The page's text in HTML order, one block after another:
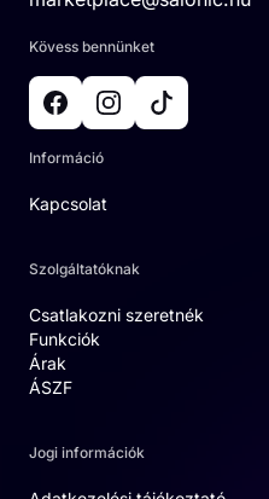
Kövess bennünket
Információ
Kapcsolat
Szolgáltatóknak
Csatlakozni szeretnék
Funkciók
Árak
ÁSZF
Jogi információk